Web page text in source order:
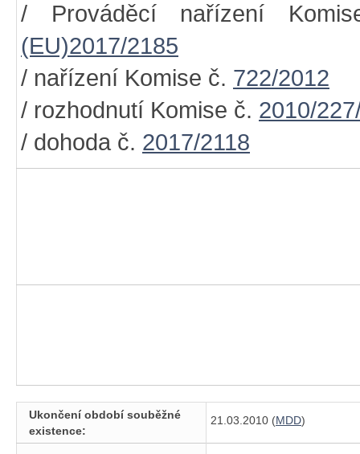
/ Prováděcí nařízení
(EU)2017/2185
/ nařízení Komise č. 722/2012
/ rozhodnutí Komise č. 2010/
/ dohoda č. 2017/2118
Ukončení období souběžné
existence:
21.03.2010 (MDD)